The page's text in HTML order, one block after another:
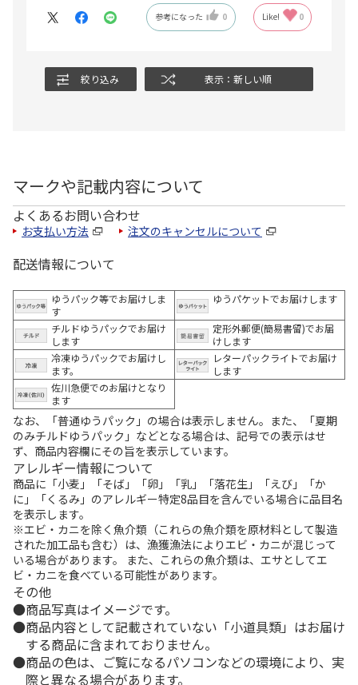
で、ポイントを使って他のものもお得に購入できました。
参考になった 0 Like! 0
絞り込み 表示：新しい順
マークや記載内容について
よくあるお問い合わせ
お支払い方法 注文のキャンセルについて
配送情報について
ゆうパック等でお届けしま
す
ゆうパケットでお届けします
チルドゆうパックでお届け
します
定形外郵便(簡易書留)でお届
けします
冷凍ゆうパックでお届けし
ます。
レターパックライトでお届け
します
佐川急便でのお届けとなり
ます
なお、「普通ゆうパック」の場合は表示しません。また、「夏期
のみチルドゆうパック」などとなる場合は、記号での表示はせ
ず、商品内容欄にその旨を表示しています。
アレルギー情報について
商品に「小麦」「そば」「卵」「乳」「落花生」「えび」「か
に」「くるみ」のアレルギー特定8品目を含んでいる場合に品目名
を表示します。
※エビ・カニを除く魚介類（これらの魚介類を原材料として製造
された加工品も含む）は、漁獲漁法によりエビ・カニが混じって
いる場合があります。 また、これらの魚介類は、エサとしてエ
ビ・カニを食べている可能性があります。
その他
商品写真はイメージです。
商品内容として記載されていない「小道具類」はお届け
する商品に含まれておりません。
商品の色は、ご覧になるパソコンなどの環境により、実
際と異なる場合があります。